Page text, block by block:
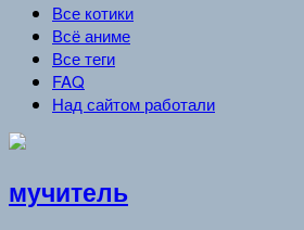
Все котики
Всё аниме
Все теги
FAQ
Над сайтом работали
мучитель